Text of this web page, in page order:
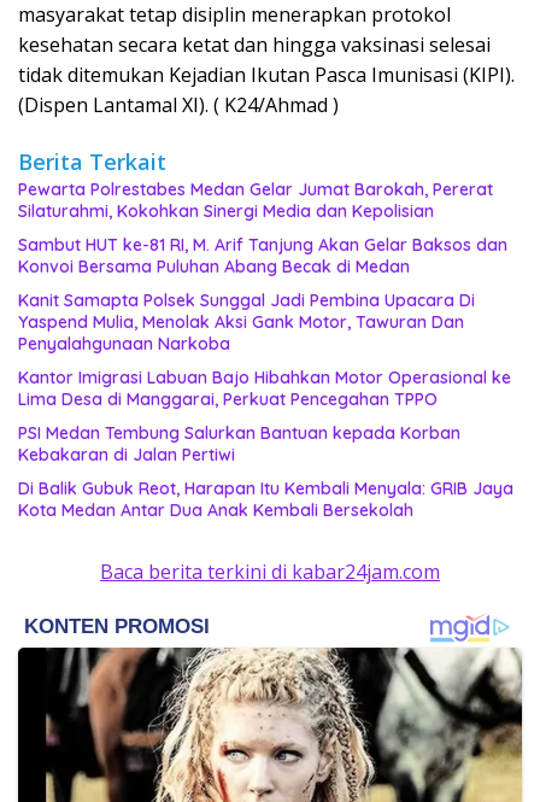
masyarakat tetap disiplin menerapkan protokol
kesehatan secara ketat dan hingga vaksinasi selesai
tidak ditemukan Kejadian Ikutan Pasca Imunisasi (KIPI).
(Dispen Lantamal XI). ( K24/Ahmad )
Berita Terkait
Pewarta Polrestabes Medan Gelar Jumat Barokah, Pererat
Silaturahmi, Kokohkan Sinergi Media dan Kepolisian
‎Sambut HUT ke-81 RI, M. Arif Tanjung Akan Gelar Baksos dan
Konvoi Bersama Puluhan Abang Becak di Medan
Kanit Samapta Polsek Sunggal Jadi Pembina Upacara Di
Yaspend Mulia, Menolak Aksi Gank Motor, Tawuran Dan
Penyalahgunaan Narkoba
Kantor Imigrasi Labuan Bajo Hibahkan Motor Operasional ke
Lima Desa di Manggarai, Perkuat Pencegahan TPPO
‎PSI Medan Tembung Salurkan Bantuan kepada Korban
Kebakaran di Jalan Pertiwi
Di Balik Gubuk Reot, Harapan Itu Kembali Menyala: GRIB Jaya
Kota Medan Antar Dua Anak Kembali Bersekolah
Baca berita terkini di kabar24jam.com